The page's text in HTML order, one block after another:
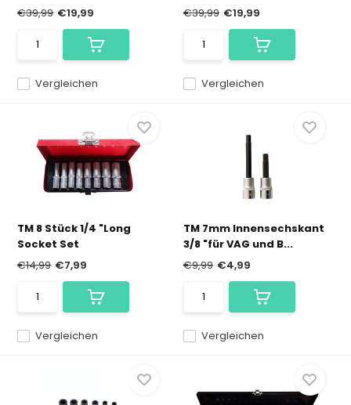
Vergleichen
€39,99 €19,99
Vergleichen
€39,99 €19,99
TM 8 Stück 1/4 "Long
Socket Set
Vergleichen
€14,99 €7,99
TM 7mm Innensechskant
3/8 "für VAG und B...
Vergleichen
€9,99 €4,99